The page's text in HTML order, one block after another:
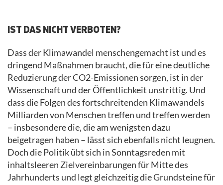
IST DAS NICHT VERBOTEN?
Dass der Klimawandel menschengemacht ist und es
dringend Maßnahmen braucht, die für eine deutliche
Reduzierung der CO2-Emissionen sorgen, ist in der
Wissenschaft und der Öffentlichkeit unstrittig. Und
dass die Folgen des fortschreitenden Klimawandels
Milliarden von Menschen treffen und treffen werden
– insbesondere die, die am wenigsten dazu
beigetragen haben – lässt sich ebenfalls nicht leugnen.
Doch die Politik übt sich in Sonntagsreden mit
inhaltsleeren Zielvereinbarungen für Mitte des
Jahrhunderts und legt gleichzeitig die Grundsteine für